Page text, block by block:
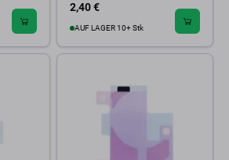
2,40 €
AUF LAGER 10+ Stk